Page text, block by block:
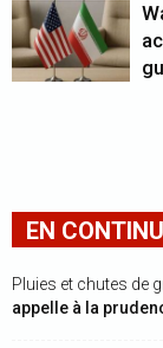
EN CONTINU
Pluies et chutes de
appelle à la